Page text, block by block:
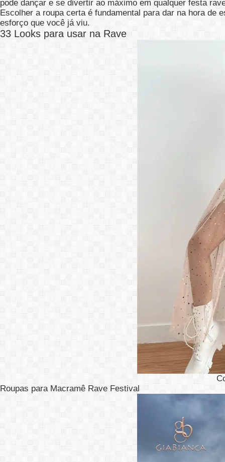
pode dançar e se divertir ao máximo em qualquer festa
Escolher a roupa certa é fundamental para dar na hora
esforço que você já viu.
33 Looks para usar na Rave
Roupas para Macramê Rave Festival